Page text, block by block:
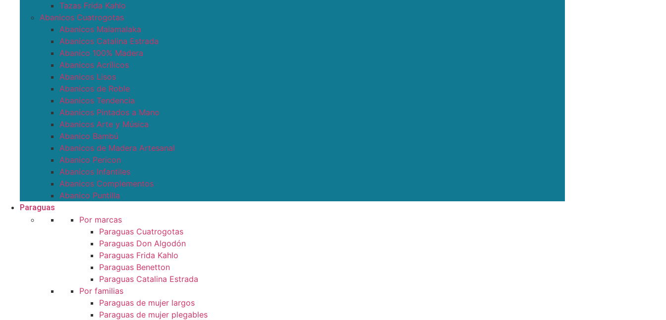
Tazas Frida Kahlo
Abanicos Cuatrogotas
Abanicos Malamalaka
Abanicos Catalina Estrada
Abanico 100% Madera
Abanicos Acrílicos
Abanicos Lisos
Abanicos de Roble
Abanicos Tendencia
Abanicos Pintados a Mano
Abanicos Arte y Música
Abanico Bambú
Abanicos de Madera Artesanal
Abanico Pericon
Abanicos Infantiles
Abanicos Complementos
Abanico Puntilla
Paraguas
Por marcas
Paraguas Cuatrogotas
Paraguas Don Algodón
Paraguas Frida Kahlo
Paraguas Benetton
Paraguas Catalina Estrada
Por familias
Paraguas de mujer largos
Paraguas de mujer plegables